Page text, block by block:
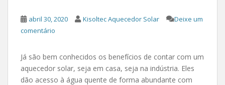
abril 30, 2020 Kisoltec Aquecedor Solar
Deixe um
comentário
Já são bem conhecidos os benefícios de contar com um
aquecedor solar, seja em casa, seja na indústria. Eles
dão acesso à água quente de forma abundante com